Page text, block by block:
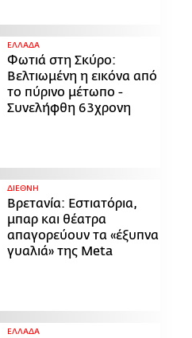
ΕΛΛΑΔΑ
Φωτιά στη Σκύρο:
Βελτιωμένη η εικόνα από
το πύρινο μέτωπο -
Συνελήφθη 63χρονη
ΔΙΕΘΝΗ
Βρετανία: Εστιατόρια,
μπαρ και θέατρα
απαγορεύουν τα «έξυπνα
γυαλιά» της Meta
ΕΛΛΑΔΑ